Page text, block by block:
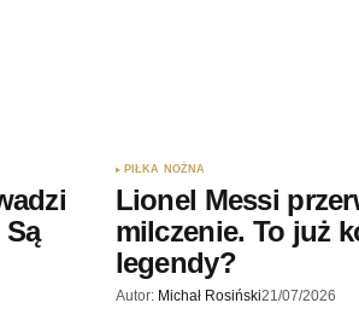
Są
PIŁKA NOŻNA
Lionel Messi
milczenie. To już
legendy?
Autor: Michał Rosiński21/07/2026